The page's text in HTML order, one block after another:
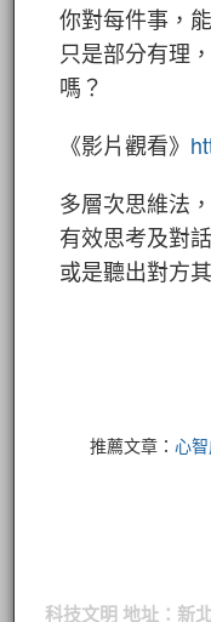
你對每件事，
只是部分有理
嗎？
《影片觀看》
多層次思維法
有效思考及對
或是聽出對方
推薦文章：心
科技文明 地址：新